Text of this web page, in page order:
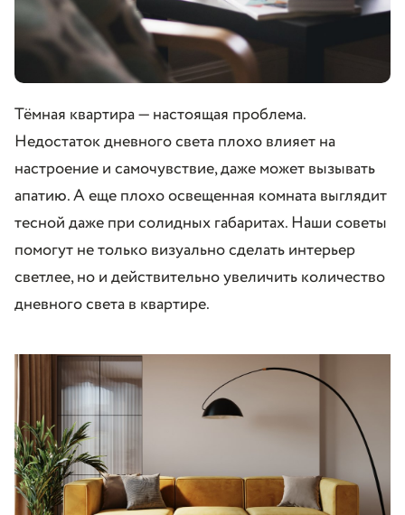
Тёмная квартира — настоящая проблема.
Недостаток дневного света плохо влияет на
настроение и самочувствие, даже может вызывать
апатию. А еще плохо освещенная комната выглядит
тесной даже при солидных габаритах. Наши советы
помогут не только визуально сделать интерьер
светлее, но и действительно увеличить количество
дневного света в квартире.